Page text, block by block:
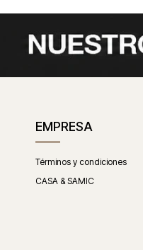
EMPRESA
Términos y condiciones
CASA & SAMIC